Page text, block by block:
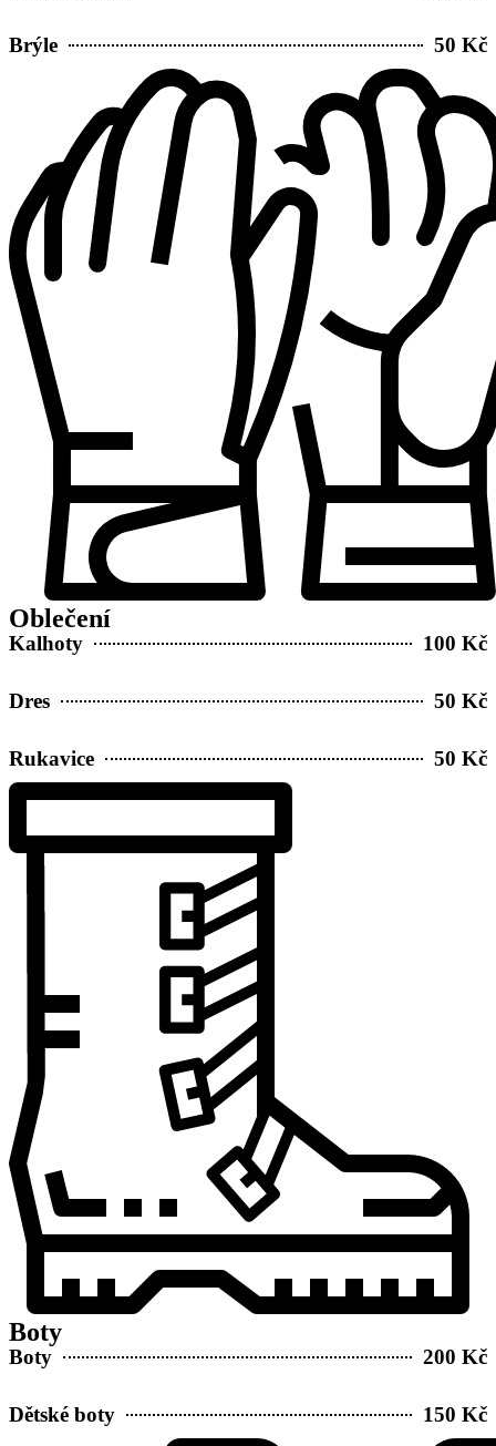
Brýle 50 Kč
Oblečení
Kalhoty 100 Kč
Dres 50 Kč
Rukavice 50 Kč
Boty
Boty 200 Kč
Dětské boty 150 Kč